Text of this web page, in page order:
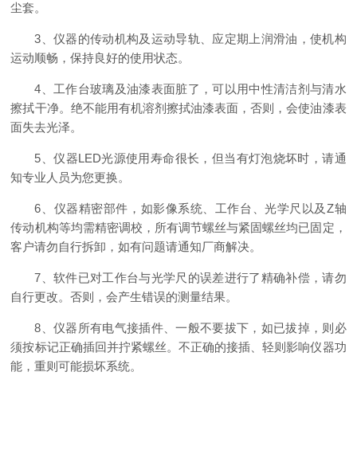
尘套。
3、仪器的传动机构及运动导轨、应定期上润滑油，使机构
运动顺畅，保持良好的使用状态。
4、工作台玻璃及油漆表面脏了，可以用中性清洁剂与清水
擦拭干净。绝不能用有机溶剂擦拭油漆表面，否则，会使油漆表
面失去光泽。
5、仪器LED光源使用寿命很长，但当有灯泡烧坏时，请通
知专业人员为您更换。
6、仪器精密部件，如影像系统、工作台、光学尺以及Z轴
传动机构等均需精密调校，所有调节螺丝与紧固螺丝均已固定，
客户请勿自行拆卸，如有问题请通知厂商解决。
7、软件已对工作台与光学尺的误差进行了精确补偿，请勿
自行更改。否则，会产生错误的测量结果。
8、仪器所有电气接插件、一般不要拔下，如已拔掉，则必
须按标记正确插回并拧紧螺丝。不正确的接插、轻则影响仪器功
能，重则可能损坏系统。